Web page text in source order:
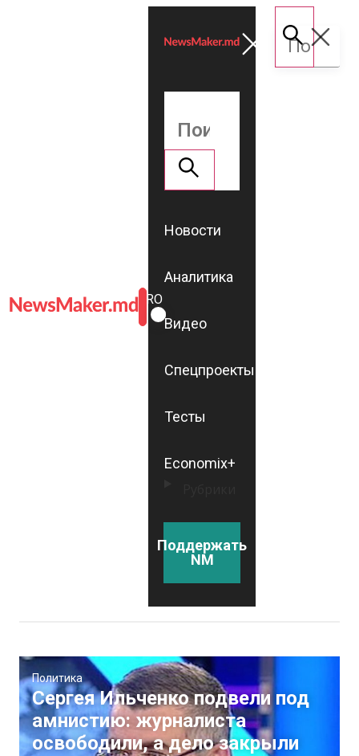
ROMÂNĂ
RU
Новости
Аналитика
Видео
Спецпроекты
Тесты
Economix+
Поддержать
NM
Политика
Сергея Ильченко подвели под
амнистию: журналиста
освободили, а дело закрыли